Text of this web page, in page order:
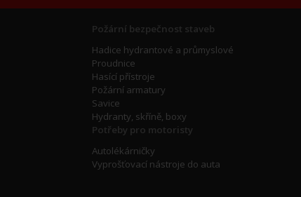
Požární bezpečnost staveb
Hadice hydrantové a průmyslové
Proudnice
Hasící přístroje
Požární armatury
Savice
Hydranty, skříně, boxy
Potřeby pro motoristy
Autolékárničky
Vyprošťovací nástroje do auta